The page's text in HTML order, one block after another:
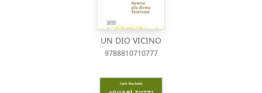
UN DIO VICINO
9788810710777